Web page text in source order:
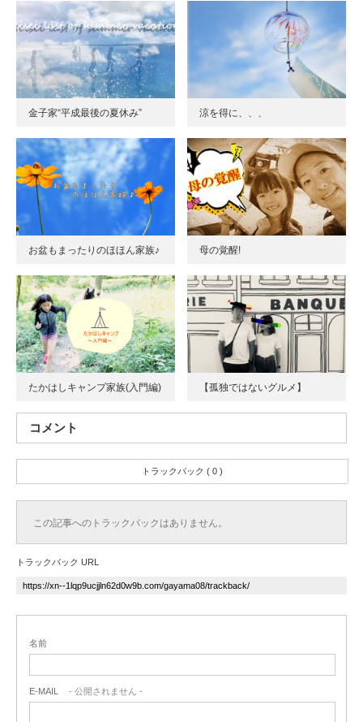
金子家“平成最後の夏休み” 涼を得に、、、
お盆もまったりのほほん家族♪ 母の覚醒!
たかはしキャンプ家族(入門編) 【孤独ではないグルメ】
コメント
トラックバック ( 0 )
この記事へのトラックバックはありません。
トラックバック URL
名前
E-MAIL - 公開されません -